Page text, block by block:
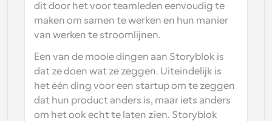
dit door het voor teamleden eenvoudig te
maken om samen te werken en hun manier
van werken te stroomlijnen.
Een van de mooie dingen aan Storyblok is
dat ze doen wat ze zeggen. Uiteindelijk is
het één ding voor een startup om te zeggen
dat hun product anders is, maar iets anders
om het ook echt te laten zien. Storyblok